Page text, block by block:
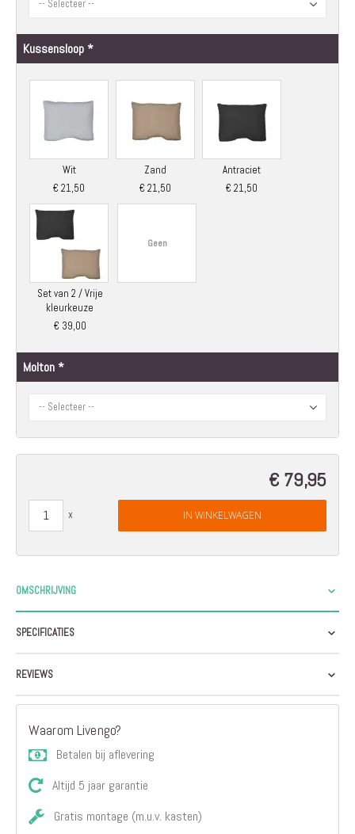
Kussensloop
Wit
€ 21,50
Zand
€ 21,50
Antraciet
€ 21,50
Set van 2 / Vrije
kleurkeuze
€ 39,00
Geen
Molton
€ 79,95
IN WINKELWAGEN
OMSCHRIJVING
SPECIFICATIES
REVIEWS
Waarom Livengo?
Betalen bij aflevering
Altijd 5 jaar garantie
Gratis montage (m.u.v. kasten)